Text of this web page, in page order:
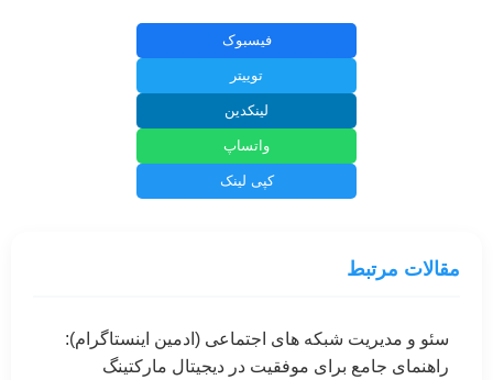
فیسبوک
توییتر
لینکدین
واتساپ
کپی لینک
مقالات مرتبط
سئو و مدیریت شبکه های اجتماعی (ادمین اینستاگرام):
راهنمای جامع برای موفقیت در دیجیتال مارکتینگ